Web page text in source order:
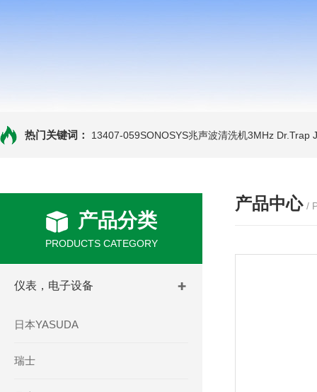
热门关键词： 13407-059SONOSYS兆声波清洗机3MHz Dr.Trap
产品分类
PRODUCTS CATEGORY
仪表，电子设备
日本YASUDA
瑞士
产品中心 /